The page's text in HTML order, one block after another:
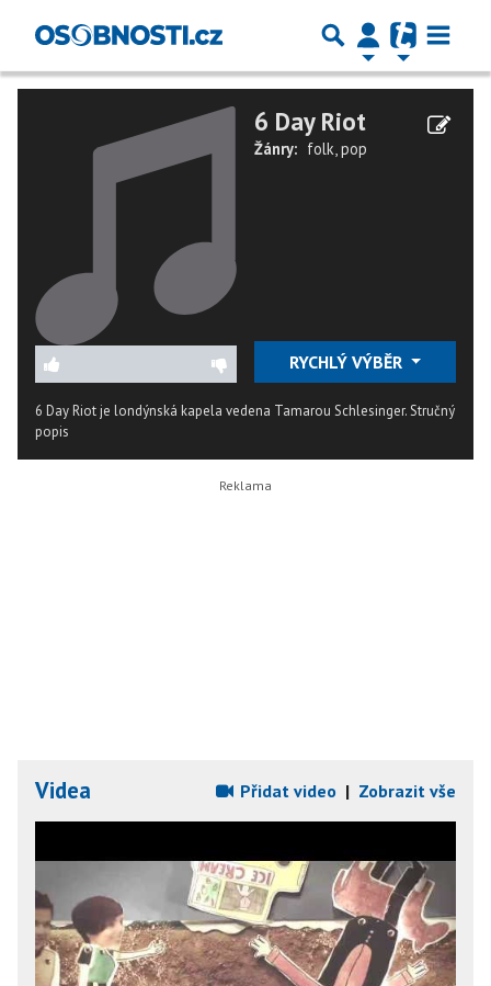
6 Day Riot
Žánry: folk,pop
RYCHLÝ VÝBĚR
6 Day Riot je londýnská kapela vedena Tamarou Schlesinger.Stručný
popis
Videa Přidat video | Zobrazit vše